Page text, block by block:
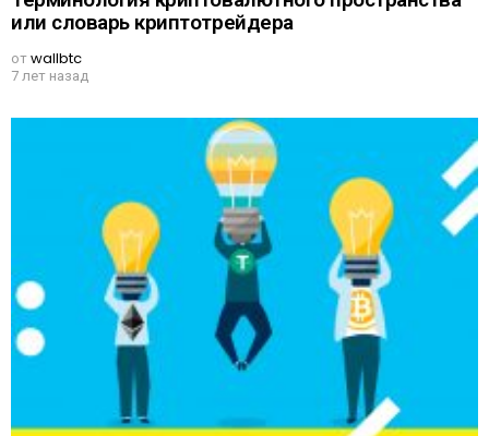
или словарь криптотрейдера
отwallbtc
7 лет назад